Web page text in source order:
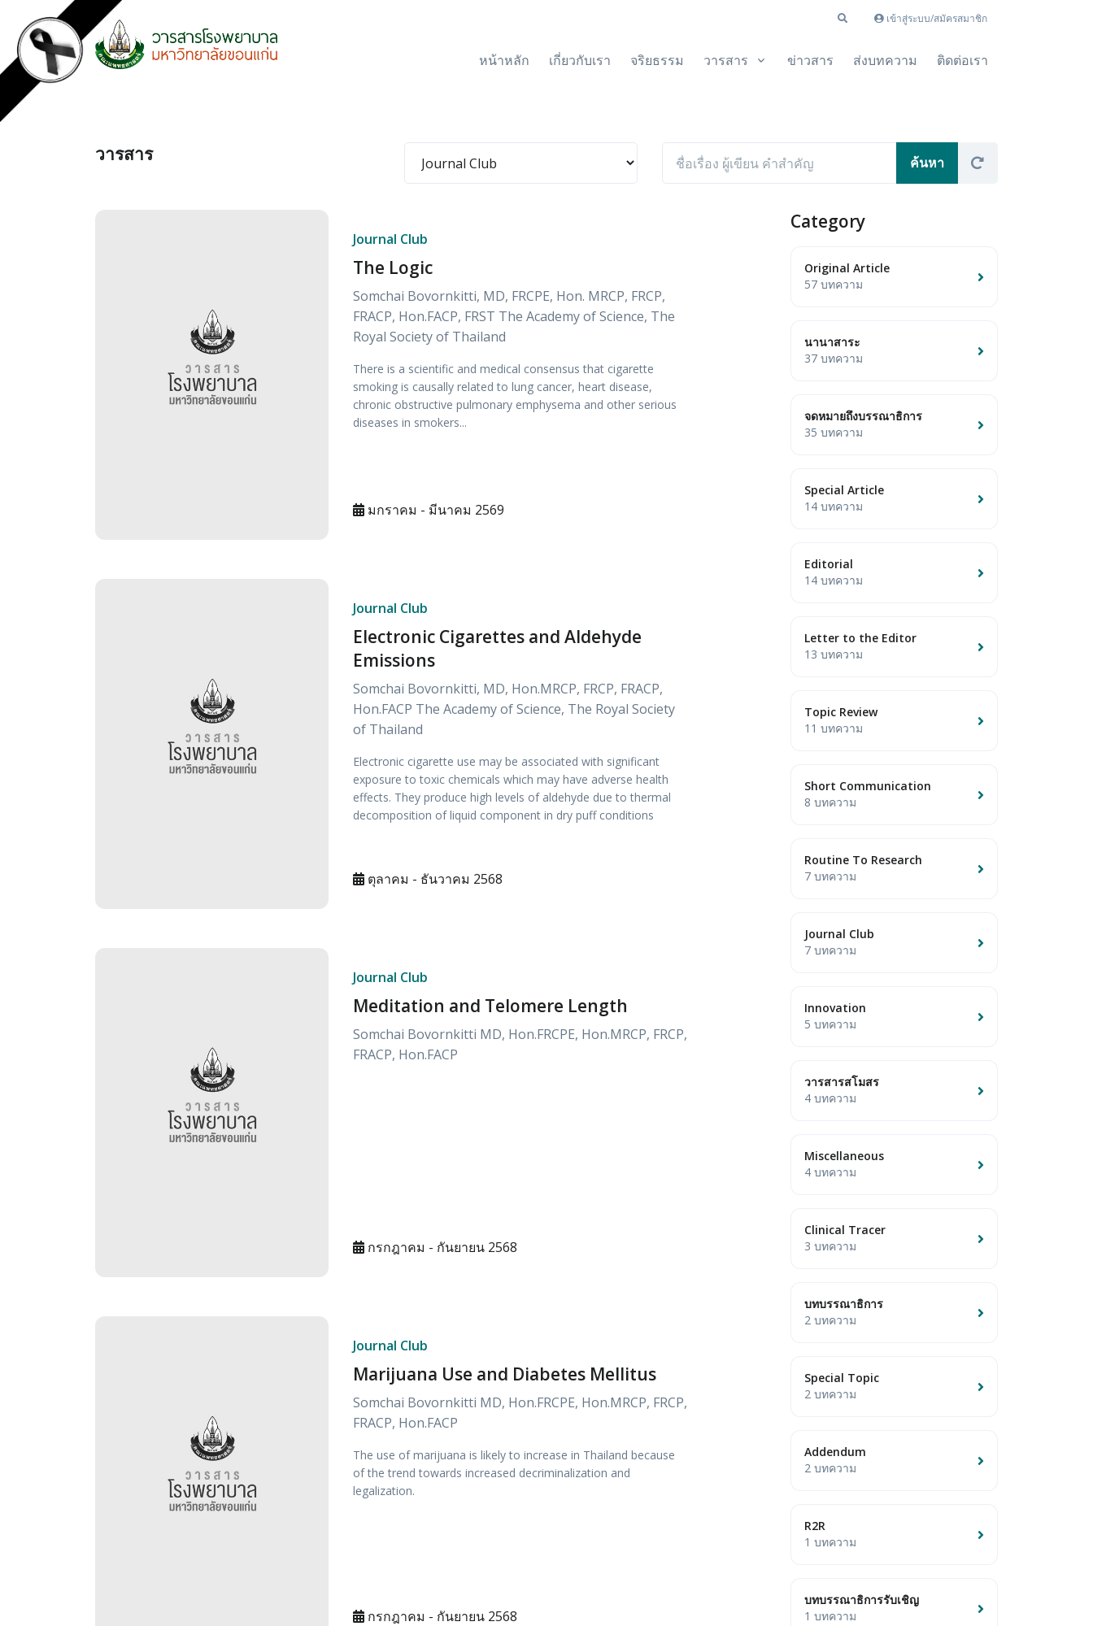
เข้าสู่ระบบ/สมัครสมาชิก
หน้าหลัก เกี่ยวกับเรา จริยธรรม วารสาร ข่าวสาร ส่งบทความ ติดต่อเรา
วารสาร
Journal Club
The Logic
Somchai Bovornkitti, MD, FRCPE, Hon. MRCP, FRCP,
FRACP, Hon.FACP, FRST The Academy of Science, The
Royal Society of Thailand
There is a scientific and medical consensus that cigarette
smoking is causally related to lung cancer, heart disease,
chronic obstructive pulmonary emphysema and other serious
diseases in smokers...
มกราคม - มีนาคม 2569
Journal Club
Electronic Cigarettes and Aldehyde
Emissions
Somchai Bovornkitti, MD, Hon.MRCP, FRCP, FRACP,
Hon.FACP The Academy of Science, The Royal Society
of Thailand
Electronic cigarette use may be associated with significant
exposure to toxic chemicals which may have adverse health
effects. They produce high levels of aldehyde due to thermal
decomposition of liquid component in dry puff conditions
ตุลาคม - ธันวาคม 2568
Journal Club
Meditation and Telomere Length
Somchai Bovornkitti MD, Hon.FRCPE, Hon.MRCP, FRCP,
FRACP, Hon.FACP
กรกฎาคม - กันยายน 2568
Journal Club
Marijuana Use and Diabetes Mellitus
Somchai Bovornkitti MD, Hon.FRCPE, Hon.MRCP, FRCP,
FRACP, Hon.FACP
The use of marijuana is likely to increase in Thailand because
of the trend towards increased decriminalization and
legalization.
กรกฎาคม - กันยายน 2568
Category
Original Article
57 บทความ
นานาสาระ
37 บทความ
จดหมายถึงบรรณาธิการ
35 บทความ
Special Article
14 บทความ
Editorial
14 บทความ
Letter to the Editor
13 บทความ
Topic Review
11 บทความ
Short Communication
8 บทความ
Routine To Research
7 บทความ
Journal Club
7 บทความ
Innovation
5 บทความ
วารสารสโมสร
4 บทความ
Miscellaneous
4 บทความ
Clinical Tracer
3 บทความ
บทบรรณาธิการ
2 บทความ
Special Topic
2 บทความ
Addendum
2 บทความ
R2R
1 บทความ
บทบรรณาธิการรับเชิญ
1 บทความ